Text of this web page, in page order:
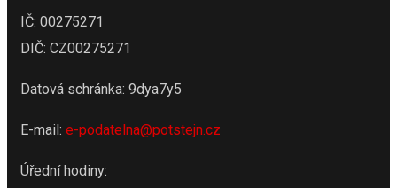
IČ: 00275271
DIČ: CZ00275271
Datová schránka: 9dya7y5
E-mail: e-podatelna@potstejn.cz
Úřední hodiny: